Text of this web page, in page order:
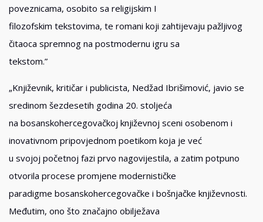
poveznicama, osobito sa religijskim I
filozofskim tekstovima, te romani koji zahtijevaju pažljivog
čitaoca spremnog na postmodernu igru sa
tekstom.”
„Književnik, kritičar i publicista, Nedžad Ibrišimović, javio se
sredinom šezdesetih godina 20. stoljeća
na bosanskohercegovačkoj književnoj sceni osobenom i
inovativnom pripovjednom poetikom koja je već
u svojoj početnoj fazi prvo nagovijestila, a zatim potpuno
otvorila procese promjene modernističke
paradigme bosanskohercegovačke i bošnjačke književnosti.
Međutim, ono što značajno obilježava